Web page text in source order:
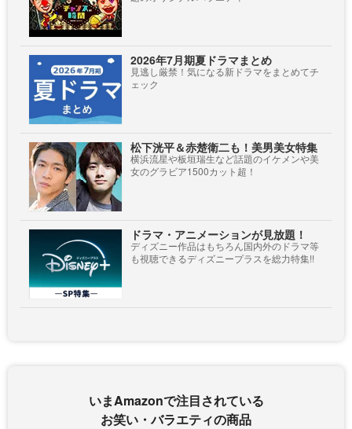
2026年7月期夏ドラマまとめ
見逃し厳禁！気になる新ドラマをまとめてチ
ェック
松下洸平＆赤楚衛二も！美男美女特集
横浜流星や板垣瑞生など話題のイケメンや美
女のグラビア1500カット超！
ドラマ・アニメーションが見放題！
ディズニー作品はもちろん国内外のドラマ等
も視聴できるディズニープラスを総力特集!!
いまAmazonで注目されている
お笑い・バラエティの商品